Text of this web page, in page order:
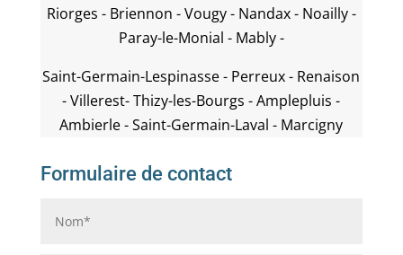
Riorges - Briennon - Vougy - Nandax - Noailly -
Paray-le-Monial - Mably -
Saint-Germain-Lespinasse - Perreux - Renaison
- Villerest- Thizy-les-Bourgs - Amplepluis -
Ambierle - Saint-Germain-Laval - Marcigny
Formulaire de contact